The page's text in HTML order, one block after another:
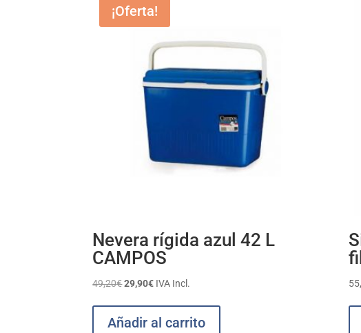
¡Oferta!
Nevera rígida azul 42 L
CAMPOS
49,20€El
original
era:
29,90€El
actual
es:
IVA Incl.
Añadir al carrito